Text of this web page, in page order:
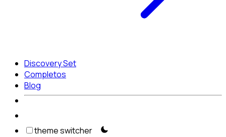
Discovery Set
Completos
Blog
theme switcher